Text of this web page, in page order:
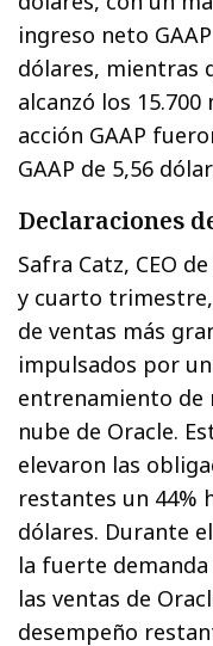
ingreso neto
dólares, mientras
alcanzó los
acción GAAP
GAAP de 5,56
Declaraciones
Safra Catz, CEO
y cuarto
de ventas más
impulsados por
entrenamiento de
nube de Oracle.
elevaron las
restantes un 44%
dólares. Durante
la fuerte
las ventas de
desempeño